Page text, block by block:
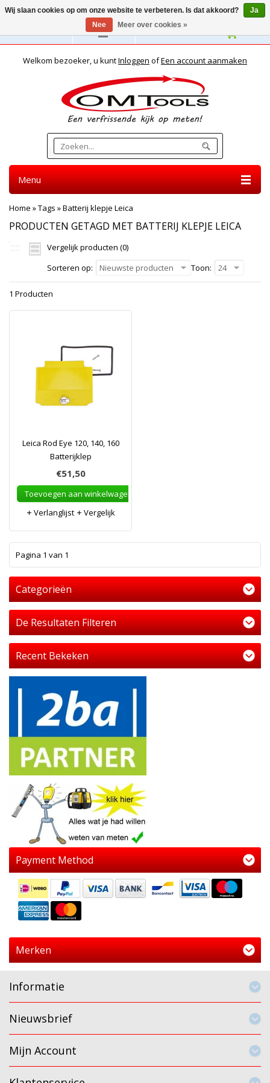
Nederlands
Welkom bezoeker, u kuntInloggen ofEen account aanmaken
Menu
Home »Tags »Batterij klepje Leica
PRODUCTEN GETAGD MET BATTERIJ KLEPJE LEICA
Vergelijk producten (0)
Sorteren op:
Nieuwste producten Toon: 24
1 Producten
Leica Rod Eye 120, 140, 160
Batterijklep
€51,50
Toevoegen aan winkelwagen
Verlanglijst
Vergelijk
Pagina 1 van 1
Categorieën
De Resultaten Filteren
Recent Bekeken
Payment Method
Merken
Informatie
Nieuwsbrief
Mijn Account
Wij slaan cookies op om onze website te verbeteren. Is dat akkoord?
Ja
Nee
Meer over cookies »